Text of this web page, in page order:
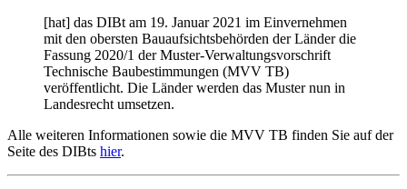
[hat] das DIBt am 19. Januar 2021 im Einvernehmen
mit den obersten Bauaufsichtsbehörden der Länder die
Fassung 2020/1 der Muster-Verwaltungsvorschrift
Technische Baubestimmungen (MVV TB)
veröffentlicht. Die Länder werden das Muster nun in
Landesrecht umsetzen.
Alle weiteren Informationen sowie die MVV TB finden Sie auf der
Seite des DIBts hier.